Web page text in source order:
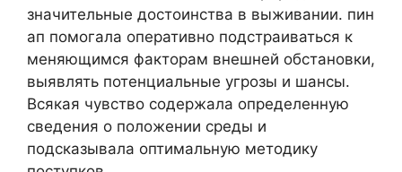
значительные достоинства в выживании. пин
ап помогала оперативно подстраиваться к
меняющимся факторам внешней обстановки,
выявлять потенциальные угрозы и шансы.
Всякая чувство содержала определенную
сведения о положении среды и
подсказывала оптимальную методику